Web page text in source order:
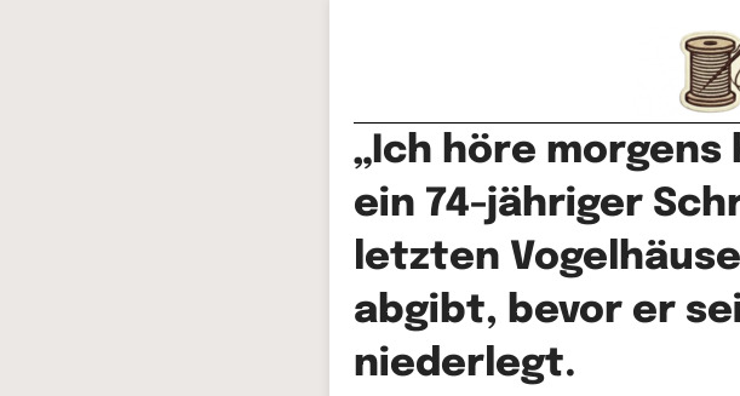
„Ich höre morgens
ein 74-jähriger
letzten
abgibt, bevor er
niederlegt.